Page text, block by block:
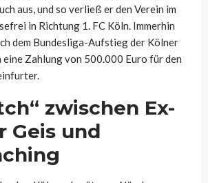
aus, und so verließ er den Verein im
in Richtung 1. FC Köln. Immerhin
dem Bundesliga-Aufstieg der Kölner
Zahlung von 500.000 Euro für den
zwischen Ex-
Geis und